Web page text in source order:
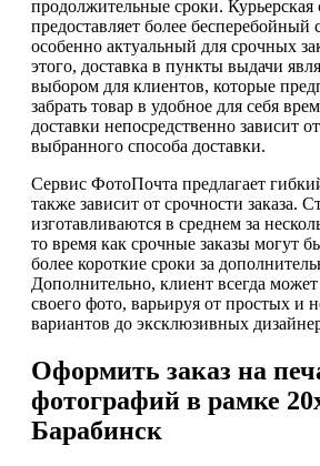
продолжительные сроки. Курьерская
предоставляет более бесперебойный
особенно актуальный для срочных
этого, доставка в пункты выдачи
выбором для клиентов, которые
забрать товар в удобное для себя
доставки непосредственно зависит от
выбранного способа доставки.
Сервис ФотоПочта предлагает
также зависит от срочности заказа.
изготавливаются в среднем за
то время как срочные заказы могут
более короткие сроки за
Дополнительно, клиент всегда
своего фото, варьируя от простых и
вариантов до эксклюзивных
Оформить заказ на
фотографий в рамке
Барабинск